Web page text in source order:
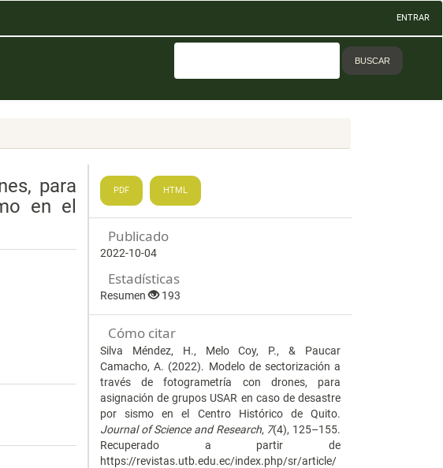
ENTRAR
BUSCAR
para
en el
PDF HTML
Publicado
2022-10-04
Estadísticas
Resumen 193
Cómo citar
Silva Méndez, H., Melo Coy, P., & Paucar
Camacho, A. (2022). Modelo de sectorización a
través de fotogrametría con drones, para
asignación de grupos USAR en caso de desastre
por sismo en el Centro Histórico de Quito.
Journal of Science and Research, 7(4), 125–155.
Recuperado a partir de
https://revistas.utb.edu.ec/index.php/sr/article/